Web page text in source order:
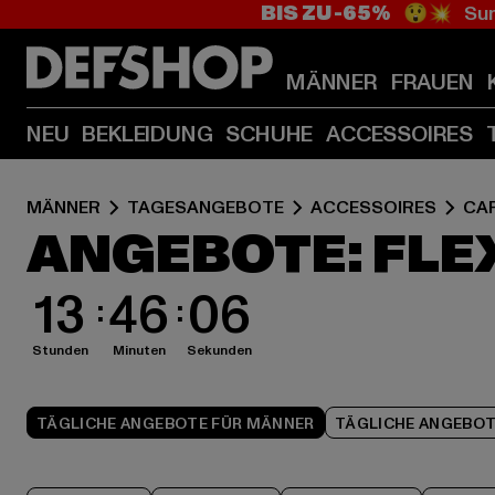
BIS ZU -65% 😲💥
MÄNNER FRAUEN
NEU BEKLEIDUNG SCHUHE ACCESSOIRES
MÄNNER TAGESANGEBOTE ACCESSOIRES
ANGEBOTE:
13
Stunden 46
Minuten 05
Sekunden
TÄGLICHE ANGEBOTE FÜR MÄNNER TÄGLICHE